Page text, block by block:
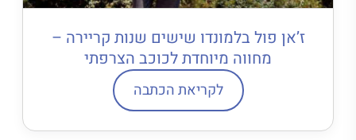
ז’אן פול בלמונדו שישים שנות קריירה –
מחווה מיוחדת לכוכב הצרפתי
לקריאת הכתבה